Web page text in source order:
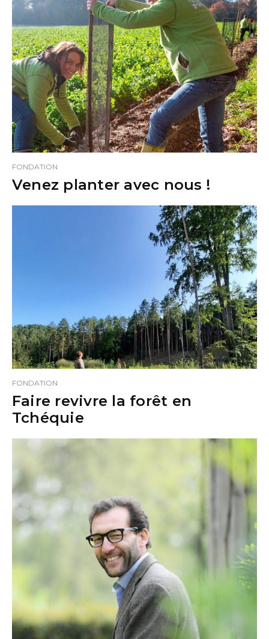
FONDATION
Venez planter avec nous !
FONDATION
Faire revivre la forêt en
Tchéquie